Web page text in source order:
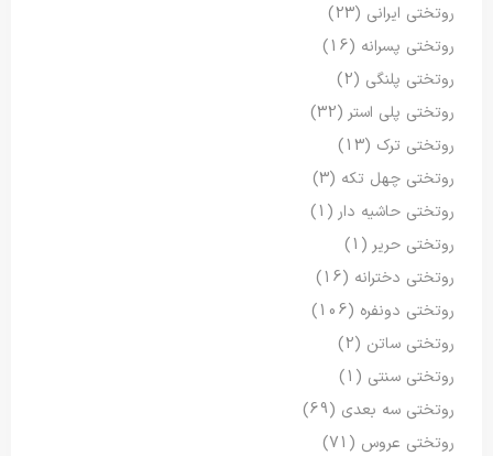
روتختی ایرانی (23)
روتختی پسرانه (16)
روتختی پلنگی (2)
روتختی پلی استر (32)
روتختی ترک (13)
روتختی چهل تکه (3)
روتختی حاشیه دار (1)
روتختی حریر (1)
روتختی دخترانه (16)
روتختی دونفره (106)
روتختی ساتن (2)
روتختی سنتی (1)
روتختی سه بعدی (69)
روتختی عروس (71)